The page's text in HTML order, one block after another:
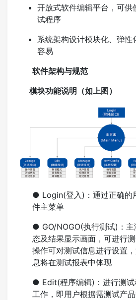
开放式软件编辑平台，可供
试程序
系统架构设计模块化、弹
容易
软件架构与规范
模块功能说明（如上图）
● Login(登入)：通过正确的
件主菜单
● GO/NOGO(执行测试)：主
态及结果显示画面，可进行
操作可对测试信息进行设置
息将在测试报表中体现
● Edit(程序编辑)：进行测试
工作，即用户根据需测试产